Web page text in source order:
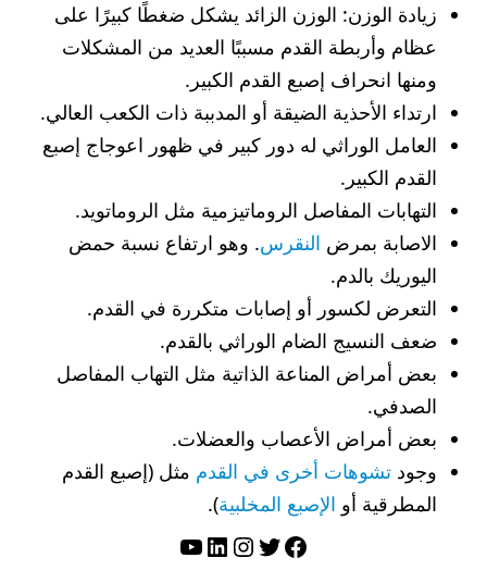
زيادة الوزن: الوزن الزائد يشكل ضغطًا كبيرًا على
عظام وأربطة القدم مسببًا العديد من المشكلات
ومنها انحراف إصبع القدم الكبير.
ارتداء الأحذية الضيقة أو المدببة ذات الكعب العالي.
العامل الوراثي له دور كبير في ظهور اعوجاج إصبع
القدم الكبير.
التهابات المفاصل الروماتيزمية مثل الروماتويد.
الاصابة بمرض النقرس. وهو ارتفاع نسبة حمض
اليوريك بالدم.
التعرض لكسور أو إصابات متكررة في القدم.
ضعف النسيج الضام الوراثي بالقدم.
بعض أمراض المناعة الذاتية مثل التهاب المفاصل
الصدفي.
بعض أمراض الأعصاب والعضلات.
وجودتشوهات أخرى في القدم مثل (إصبع القدم
المطرقية أو الإصبع المخلبية).
فيسبوك
تويترإنستجرام
لينكد إنيوتيوب